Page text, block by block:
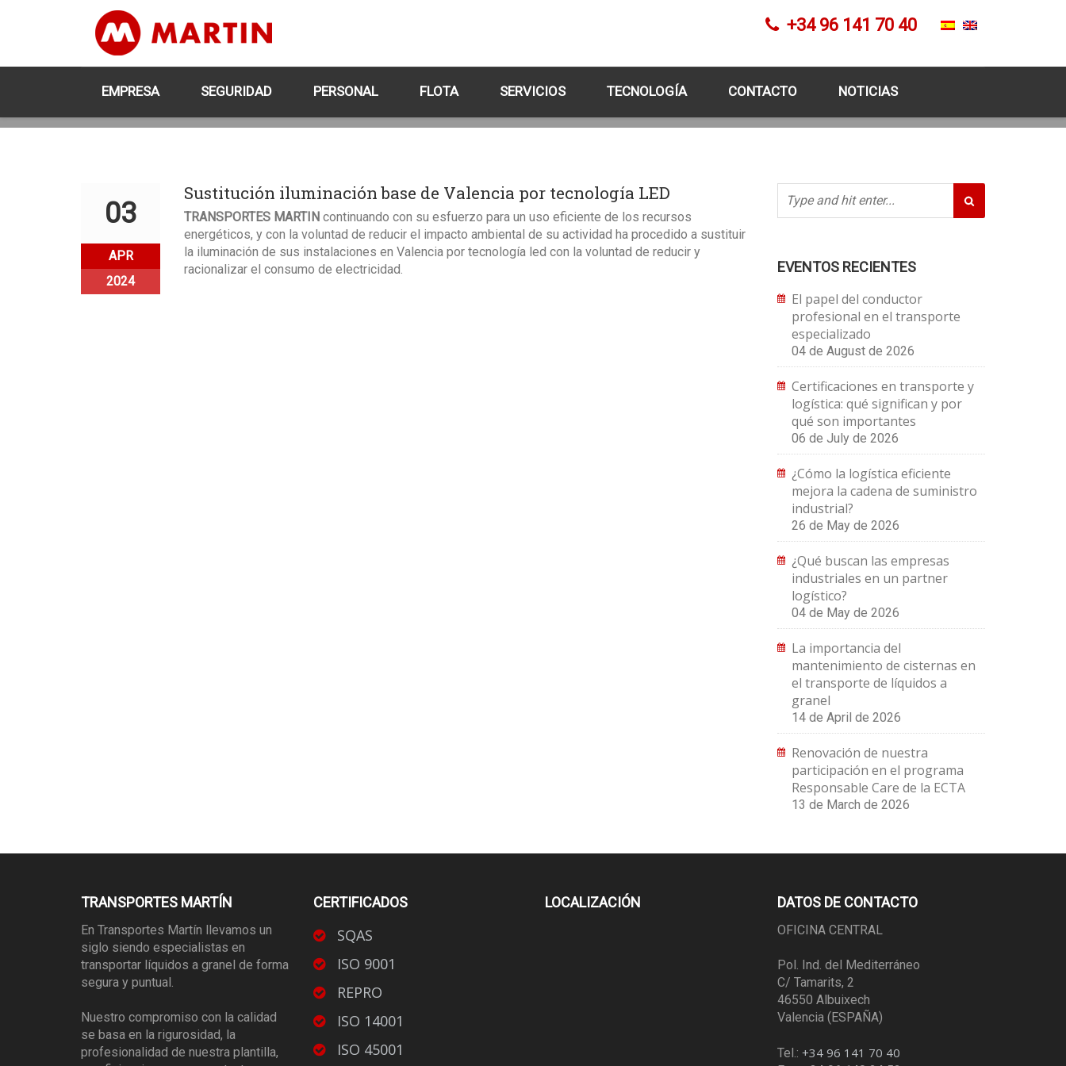
+34 96 141 70 40
EMPRESA SEGURIDAD PERSONAL FLOTA SERVICIOS TECNOLOGÍA CONTACTO NOTICIAS
03
APR
2024
Sustitución iluminación base de Valencia por tecnología LED
TRANSPORTES MARTIN continuando con su esfuerzo para un uso eficiente de los recursos
energéticos, y con la voluntad de reducir el impacto ambiental de su actividad ha procedido a sustituir
la iluminación de sus instalaciones en Valencia por tecnología led con la voluntad de reducir y
racionalizar el consumo de electricidad.
EVENTOS RECIENTES
El papel del conductor
profesional en el transporte
especializado
04 de August de 2026
Certificaciones en transporte y
logística: qué significan y por
qué son importantes
06 de July de 2026
¿Cómo la logística eficiente
mejora la cadena de suministro
industrial?
26 de May de 2026
¿Qué buscan las empresas
industriales en un partner
logístico?
04 de May de 2026
La importancia del
mantenimiento de cisternas en
el transporte de líquidos a
granel
14 de April de 2026
Renovación de nuestra
participación en el programa
Responsable Care de la ECTA
13 de March de 2026
TRANSPORTES MARTÍN
En Transportes Martín llevamos un
siglo siendo especialistas en
transportar líquidos a granel de forma
segura y puntual.
Nuestro compromiso con la calidad
se basa en la rigurosidad, la
profesionalidad de nuestra plantilla,
CERTIFICADOS
SQAS
ISO 9001
REPRO
ISO 14001
ISO 45001
LOCALIZACIÓN DATOS DE CONTACTO
OFICINA CENTRAL
Pol. Ind. del Mediterráneo
C/ Tamarits, 2
46550 Albuixech
Valencia (ESPAÑA)
Tel.: +34 96 141 70 40